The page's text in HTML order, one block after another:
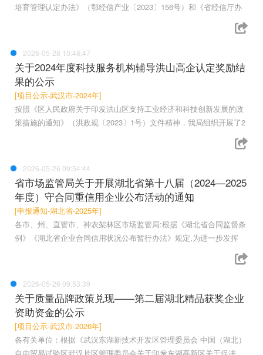
培育管理认定办法》（鄂经信产业〔2023〕156号）和《省经信厅办
2026-05-28 10:48:47
关于2024年度科技服务机构辅导洪山高企认定奖励结
果的公示
[项目公示-武汉市-2024年]
按照《区人民政府关于印发洪山区支持工业经济和科技创新发展的政
策措施的通知》（洪政规〔2023〕1号）文件精神，我局组织开展了2
2026-05-26 09:54:44
省市场监管局关于开展湖北省第十八届（2024—2025
年度）守合同重信用企业公布活动的通知
[申报通知-湖北省-2025年]
各市、州、直管市、神农架林区市场监管局:根据《湖北省合同监督条
例》《湖北省企业合同信用状况公布暂行办法》规定,为进一步发挥
2026-05-26 09:53:39
关于质量品牌政策兑现——第二届湖北精品获奖企业
资助资金的公示
[项目公示-武汉市-2026年]
各有关单位：根据《武汉东湖新技术开发区管理委员会 中国（湖北）